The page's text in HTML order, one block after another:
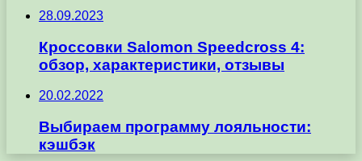
28.09.2023
Кроссовки Salomon Speedcross 4:
обзор, характеристики, отзывы
20.02.2022
Выбираем программу лояльности:
кэшбэк